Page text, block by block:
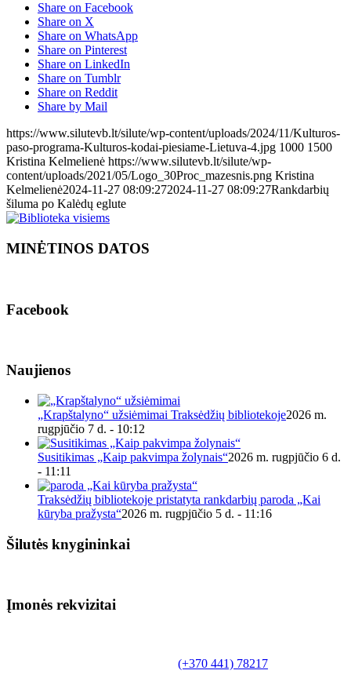
Share on Facebook
Share on X
Share on WhatsApp
Share on Pinterest
Share on LinkedIn
Share on Tumblr
Share on Reddit
Share by Mail
https://www.silutevb.lt/silute/wp-content/uploads/2024/11/Kulturos-
paso-programa-Kulturos-kodai-piesiame-Lietuva-4.jpg 1000 1500
Kristina Kelmelienė https://www.silutevb.lt/silute/wp-
content/uploads/2021/05/Logo_30Proc_mazesnis.png Kristina
Kelmelienė2024-11-27 08:09:272024-11-27 08:09:27Rankdarbių
šiluma po Kalėdų eglute
MINĖTINOS DATOS
Facebook
Naujienos
„Krapštalyno“ užsiėmimai Traksėdžių bibliotekoje2026 m.
rugpjūčio 7 d. - 10:12
Susitikimas „Kaip pakvimpa žolynais“2026 m. rugpjūčio 6 d.
- 11:11
Traksėdžių bibliotekoje pristatyta rankdarbių paroda „Kai
kūryba pražysta“2026 m. rugpjūčio 5 d. - 11:16
Šilutės knygininkai
Įmonės rekvizitai
(+370 441) 78217